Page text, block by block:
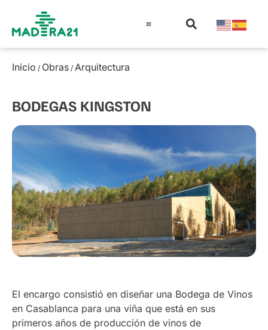
Inicio / Obras / Arquitectura
BODEGAS KINGSTON
El encargo consistió en diseñar una Bodega de Vinos
en Casablanca para una viña que está en sus
primeros años de producción de vinos de